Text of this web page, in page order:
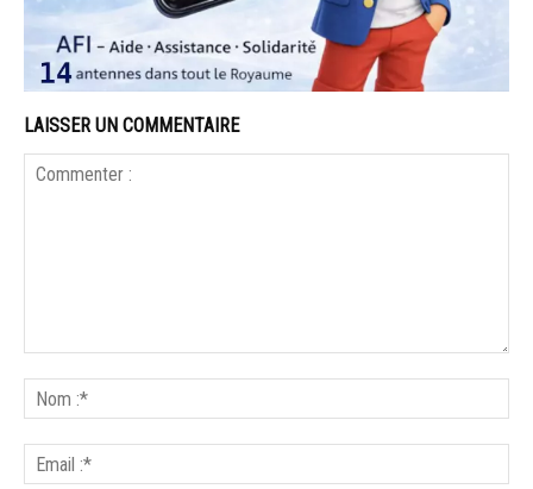
LAISSER UN COMMENTAIRE